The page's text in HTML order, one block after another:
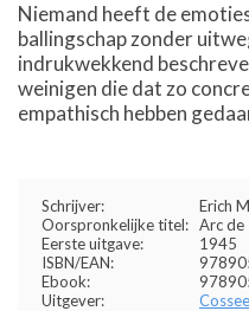
Niemand heeft de
ballingschap zonder
indrukwekkend
weinigen die dat zo
empathisch hebben
Schrijver:
Erich
Oorspronkelijke titel: Arc de
Eerste uitgave:
1945
ISBN/EAN:
Ebook:
Uitgever:
Cossee